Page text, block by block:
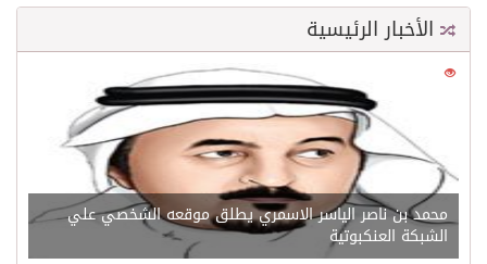
الأخبار الرئيسية
21530
محمد بن ناصر الياسر الاسمري يطلق موقعه الشخصي علي
الشبكة العنكبوتية